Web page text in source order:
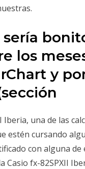
sería
los
y
Iberia, una de las
estén cursando
con alguna de
Casio fx-82SPXII